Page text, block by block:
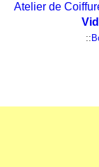
Atelier de
::